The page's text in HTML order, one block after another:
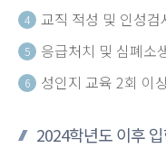
4 교직 적성 및 인성
5 응급처치 및 심폐소
6 성인지 교육 2회 이
2024학년도 이후